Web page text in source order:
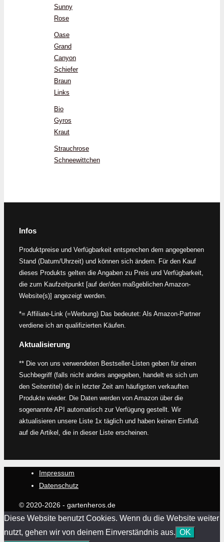
Sunny
Rose
Oase
Grand
Canyon
Schiefer
Braun
Links
Bio
Gyros
Kraut
Strauchrose
Schneewittchen
Infos
Produktpreise und Verfügbarkeit entsprechen dem angegebenen
Stand (Datum/Uhrzeit) und können sich ändern. Für den Kauf
dieses Produkts gelten die Angaben zu Preis und Verfügbarkeit,
die zum Kaufzeitpunkt [auf der/den maßgeblichen Amazon-
Website(s)] angezeigt werden.
*= Affiliate-Link (=Werbung) Das bedeutet: Als Amazon-Partner
verdiene ich an qualifizierten Käufen.
Aktualisierung
** Die von uns verwendeten Bestseller-Listen geben für einen
Suchbegriff (falls nicht anders angegeben, handelt es sich um
den Seitentitel) die in letzter Zeit am häufigsten verkauften
Produkte wieder. Die Daten werden von Amazon über die
sogenannte API automatisch zur Verfügung gestellt. Wir
aktualisieren unsere Liste 1x täglich und haben keinen Einfluß
auf die Artikel, die in dieser Liste erscheinen.
Impressum
Datenschutz
© 2020-2026 - gartenheros.de
Diese Website benutzt Cookies. Wenn du die Website weiter
nutzt, gehen wir von deinem Einverständnis aus. OK